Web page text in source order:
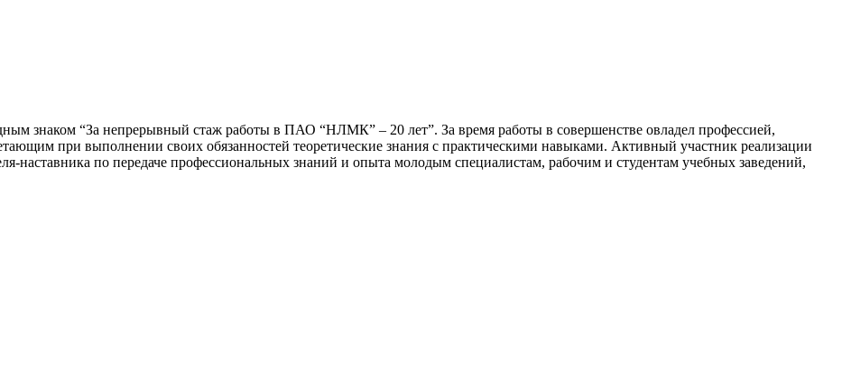
знаком “За непрерывный стаж работы в ПАО “НЛМК” – 20 лет”. За время работы в совершенстве овладел профессией,
при выполнении своих обязанностей теоретические знания с практическими навыками. Активный участник реализации
по передаче профессиональных знаний и опыта молодым специалистам, рабочим и студентам учебных заведений,